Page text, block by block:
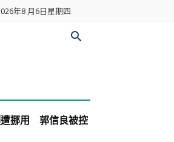
年8 月6日星期四
遭挪用 郭信良被控